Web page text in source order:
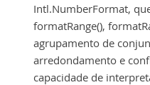
Intl.NumberFormat,
formatRange(),
agrupamento de
arredondamento e
capacidade de